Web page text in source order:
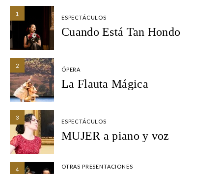
1
ESPECTÁCULOS
Cuando Está Tan Hondo
2
ÓPERA
La Flauta Mágica
3
ESPECTÁCULOS
MUJER a piano y voz
4 OTRAS PRESENTACIONES